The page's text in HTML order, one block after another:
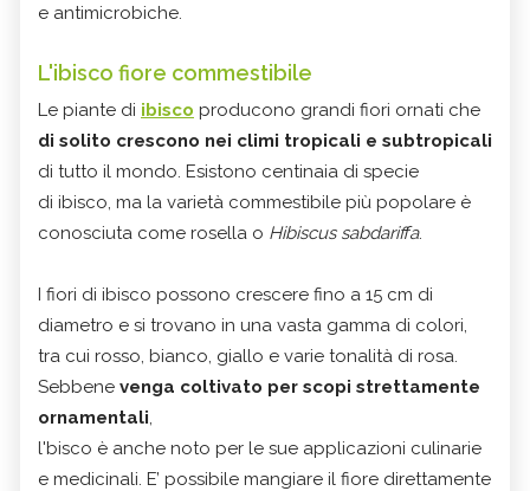
e antimicrobiche.
L'ibisco fiore commestibile
Le piante di ibisco producono grandi fiori ornati che
di solito crescono nei climi tropicali e subtropicali
di tutto il mondo. Esistono centinaia di specie
di ibisco, ma la varietà commestibile più popolare è
conosciuta come rosella o Hibiscus sabdariffa.
I fiori di ibisco possono crescere fino a 15 cm di
diametro e si trovano in una vasta gamma di colori,
tra cui rosso, bianco, giallo e varie tonalità di rosa.
Sebbene venga coltivato per scopi strettamente
ornamentali,
l'bisco è anche noto per le sue applicazioni culinarie
e medicinali. E’ possibile mangiare il fiore direttamente